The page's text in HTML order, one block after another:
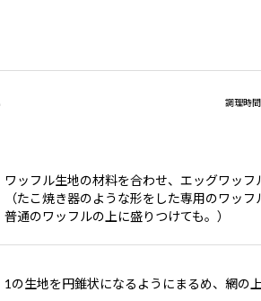
調理時
ワッフル生地の材料を合わせ、エッグワッフ
（たこ焼き器のような形をした専用のワッフ
普通のワッフルの上に盛りつけても。）
1の生地を円錐状になるようにまるめ、網の上